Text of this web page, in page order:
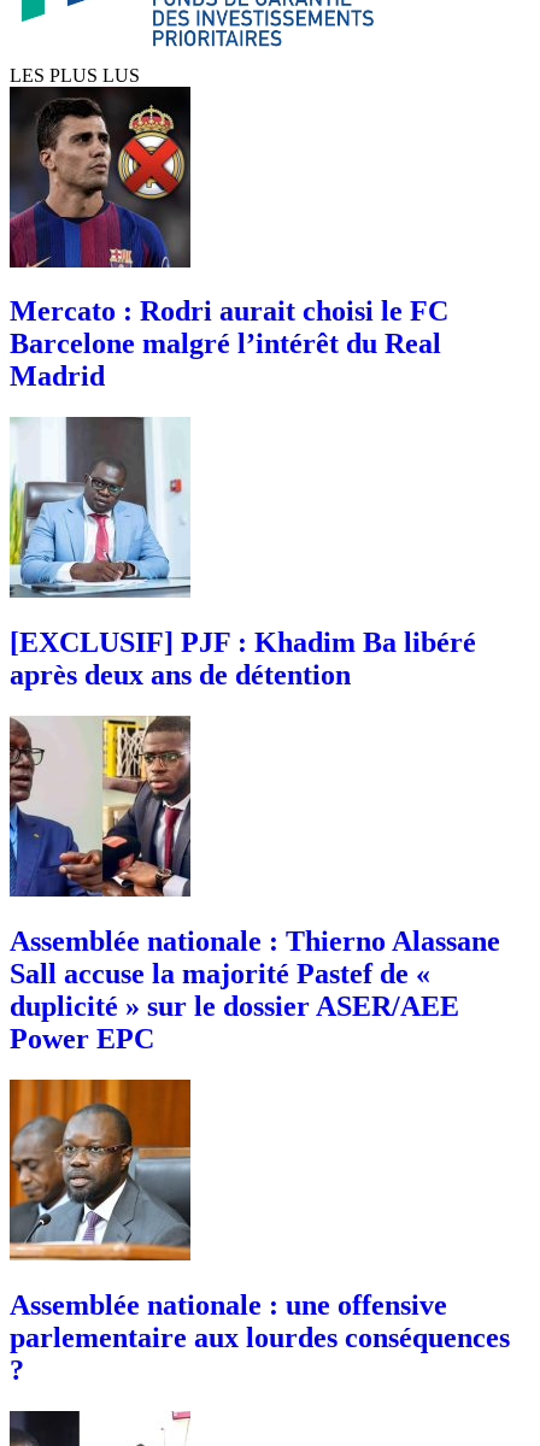
LES PLUS LUS
Mercato : Rodri aurait choisi le FC
Barcelone malgré l’intérêt du Real
Madrid
[EXCLUSIF] PJF : Khadim Ba libéré
après deux ans de détention
Assemblée nationale : Thierno Alassane
Sall accuse la majorité Pastef de «
duplicité » sur le dossier ASER/AEE
Power EPC
Assemblée nationale : une offensive
parlementaire aux lourdes conséquences
?